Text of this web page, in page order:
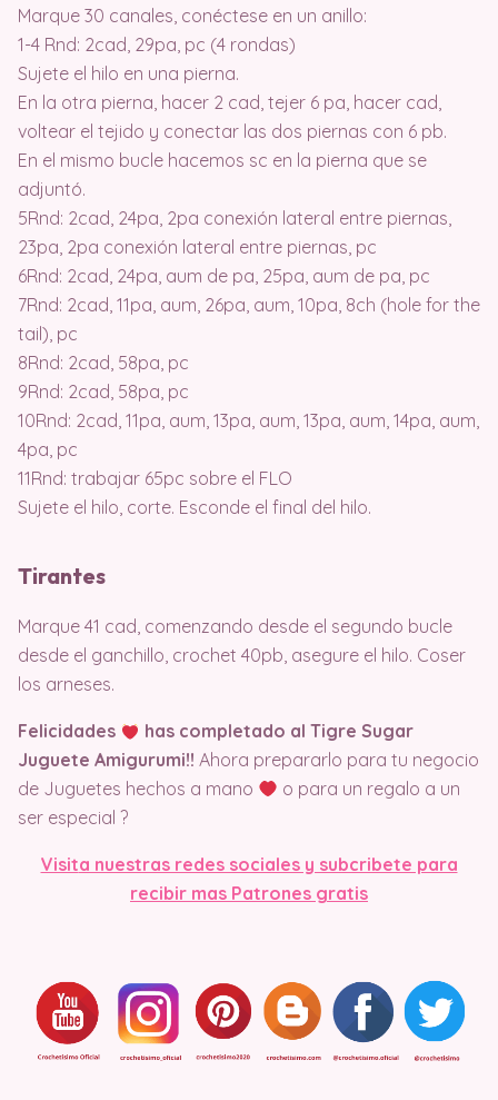
Marque 30 canales, conéctese en un anillo:
1-4 Rnd: 2cad, 29pa, pc (4 rondas)
Sujete el hilo en una pierna.
En la otra pierna, hacer 2 cad, tejer 6 pa, hacer cad,
voltear el tejido y conectar las dos piernas con 6 pb.
En el mismo bucle hacemos sc en la pierna que se
adjuntó.
5Rnd: 2cad, 24pa, 2pa conexión lateral entre piernas,
23pa, 2pa conexión lateral entre piernas, pc
6Rnd: 2cad, 24pa, aum de pa, 25pa, aum de pa, pc
7Rnd: 2cad, 11pa, aum, 26pa, aum, 10pa, 8ch (hole for the
tail), pc
8Rnd: 2cad, 58pa, pc
9Rnd: 2cad, 58pa, pc
10Rnd: 2cad, 11pa, aum, 13pa, aum, 13pa, aum, 14pa, aum,
4pa, pc
11Rnd: trabajar 65pc sobre el FLO
Sujete el hilo, corte. Esconde el final del hilo.
Tirantes
Marque 41 cad, comenzando desde el segundo bucle
desde el ganchillo, crochet 40pb, asegure el hilo. Coser
los arneses.
Felicidades
has completado al Tigre Sugar
Juguete Amigurumi!! Ahora prepararlo para tu negocio
de Juguetes hechos a mano
o para un regalo a un
ser especial ?
Visita nuestras redes sociales y subcribete para
recibir mas Patrones gratis